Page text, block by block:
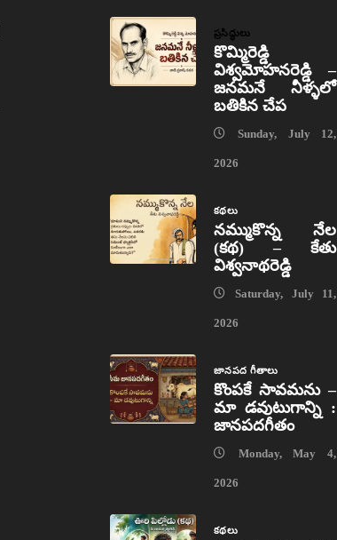
ప్రసిద్ధులు
కొమ్మిరెడ్డి
విశ్వమోహనరెడ్డి –
జనమనే నీళ్ళలో
బతికిన చేప
Sunday, July 12,
2026
కథలు
నమ్ముకొన్న నేల
(కథ) – కేతు
విశ్వనాథరెడ్డి
Saturday, July 11,
2026
జానపద గీతాలు
కొంపకే సావమను –
మా డవుటుగాన్ని :
జానపదగీతం
Monday, May 4,
2026
కథలు